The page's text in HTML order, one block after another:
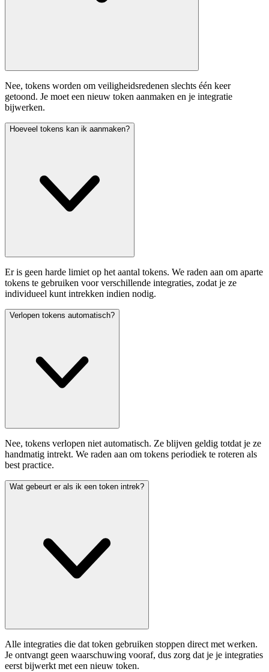
Nee, tokens worden om veiligheidsredenen slechts één keer
getoond. Je moet een nieuw token aanmaken en je integratie
bijwerken.
Hoeveel tokens kan ik aanmaken?
Er is geen harde limiet op het aantal tokens. We raden aan om aparte
tokens te gebruiken voor verschillende integraties, zodat je ze
individueel kunt intrekken indien nodig.
Verlopen tokens automatisch?
Nee, tokens verlopen niet automatisch. Ze blijven geldig totdat je ze
handmatig intrekt. We raden aan om tokens periodiek te roteren als
best practice.
Wat gebeurt er als ik een token intrek?
Alle integraties die dat token gebruiken stoppen direct met werken.
Je ontvangt geen waarschuwing vooraf, dus zorg dat je je integraties
eerst bijwerkt met een nieuw token.